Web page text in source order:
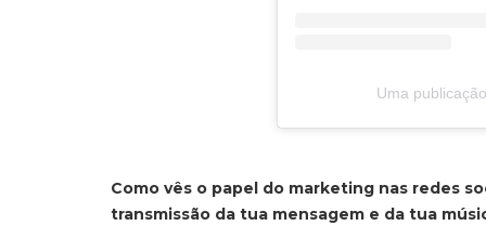
Uma
Como vês o papel do marketing nas redes
transmissão da tua mensagem e da tua